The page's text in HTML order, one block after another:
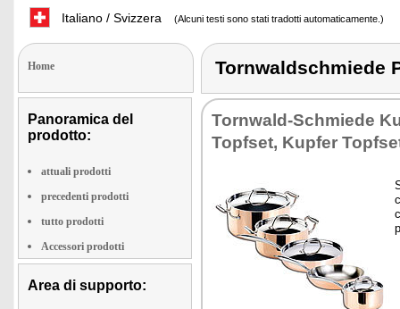
Italiano / Svizzera (Alcuni testi sono stati tradotti automaticamente.)
Home
Panoramica del
prodotto:
attuali prodotti
precedenti prodotti
tutto prodotti
Accessori prodotti
Area di supporto:
Tornwaldschmiede
Tornwald-Schmiede
Topfset, Kupfer